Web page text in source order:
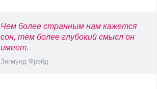
Чем более странным нам кажется
сон, тем более глубокий смысл он
имеет.
Зигмунд Фрейд